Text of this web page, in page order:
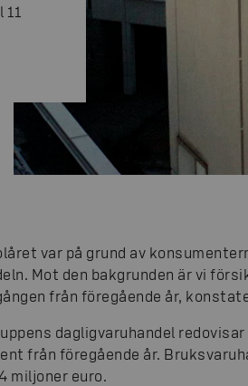
var på grund av
Mot den bakgrunden är vi
från föregående år,
dagligvaruhandel redovisar
från föregående år.
miljoner euro.